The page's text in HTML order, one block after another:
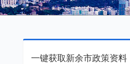
一键获取新余市政策资料